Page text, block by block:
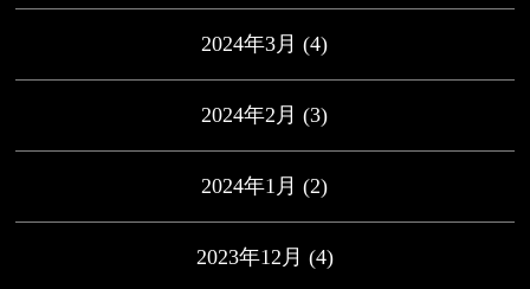
2024年3月 (4)
2024年2月 (3)
2024年1月 (2)
2023年12月 (4)